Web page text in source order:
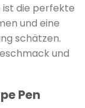
ist die perfekte
und eine
schätzen.
und
Pen